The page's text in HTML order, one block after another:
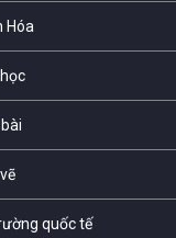
Hóa
quốc tế